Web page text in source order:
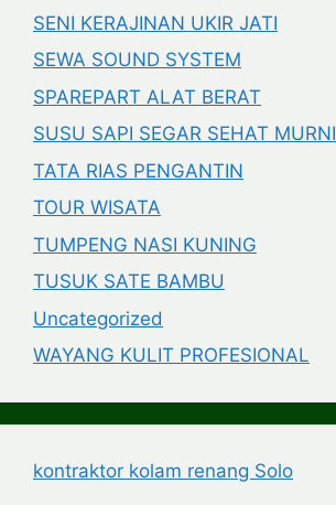
SENI KERAJINAN UKIR JATI
SEWA SOUND SYSTEM
SPAREPART ALAT BERAT
SUSU SAPI SEGAR SEHAT MURNI
TATA RIAS PENGANTIN
TOUR WISATA
TUMPENG NASI KUNING
TUSUK SATE BAMBU
Uncategorized
WAYANG KULIT PROFESIONAL
kontraktor kolam renang Solo